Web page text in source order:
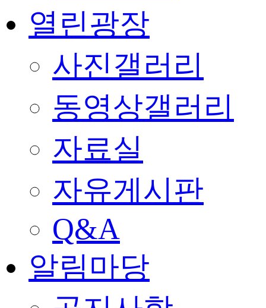
열린광장
사진갤러리
동영상갤러리
자료실
자유게시판
Q&A
알림마당